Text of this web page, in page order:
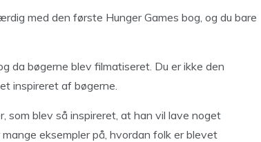
med den første Hunger Games bog, og du bare
da bøgerne blev filmatiseret. Du er ikke den
inspireret af bøgerne.
som blev så inspireret, at han vil lave noget
eksempler på, hvordan folk er blevet